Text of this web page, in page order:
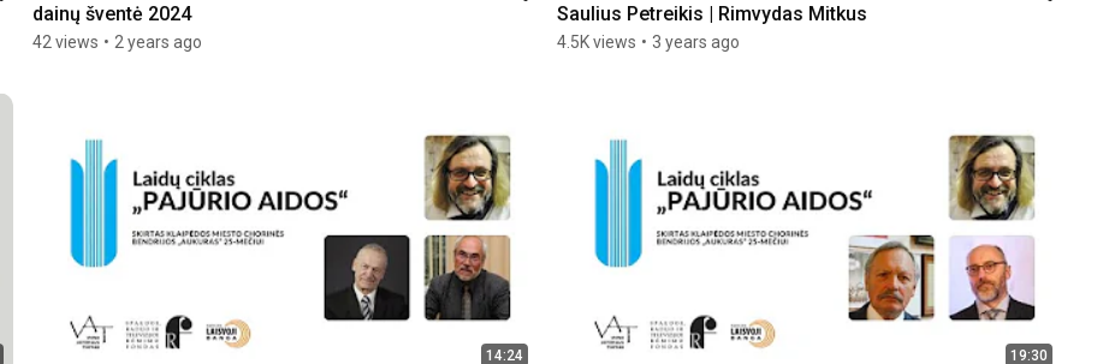
dainų šventė 2024
42 views • 2 years ago
Saulius Petreikis | Rimvydas Mitkus
4.5K views • 3 years ago
14:24 19:30